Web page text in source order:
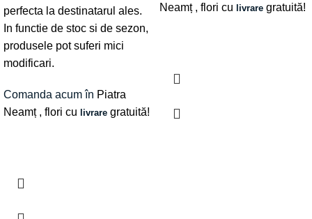
perfecta la destinatarul ales.
In functie de stoc si de sezon,
produsele pot suferi mici
modificari.
Comanda acum în Piatra
Neamț, flori cu livrare gratuită!
Neamț, flori cu livrare gratuită!